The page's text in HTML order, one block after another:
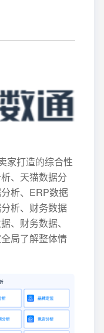
家打造的综合性
、天猫数据分
析、ERP数据
析、财务数据
、财务数据、
局了解整体情